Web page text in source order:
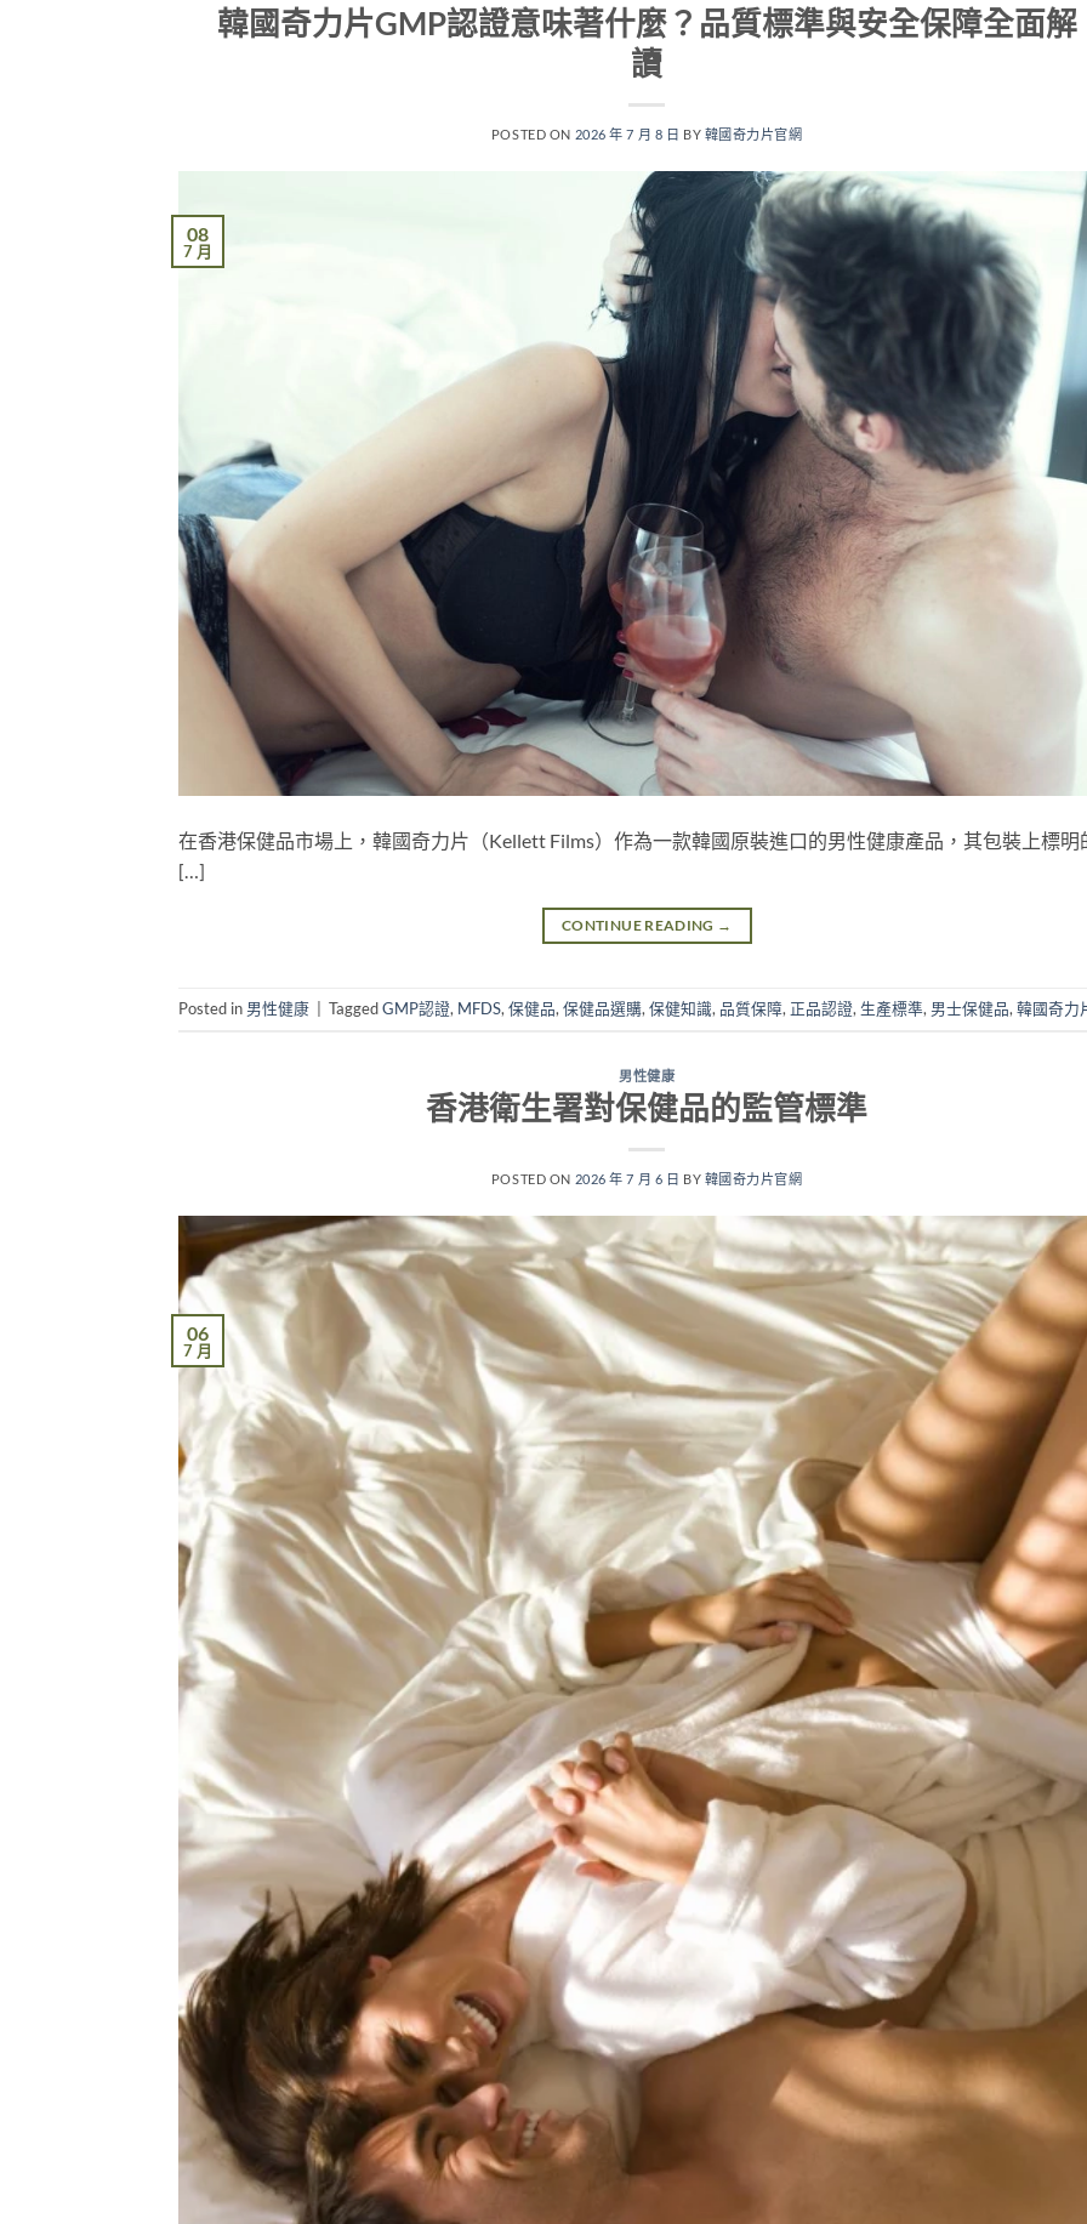
韓國奇力片GMP認證意味著什麼？品質標準與安全保障全面解
讀
POSTED ON 2026 年 7 月 8 日 BY 韓國奇力片官網
08
7 月
在香港保健品市場上，韓國奇力片（Kellett Films）作為一款韓國原裝進口的男性健康產品，其包裝上標明
[…]
CONTINUE READING →
Posted in 男性健康 TaggedGMP認證, MFDS, 保健品, 保健品選購, 保健知識, 品質保障, 正品認證, 生產標準, 男士保健品, 韓國奇力
男性健康
香港衛生署對保健品的監管標準
POSTED ON 2026 年 7 月 6 日 BY 韓國奇力片官網
06
7 月